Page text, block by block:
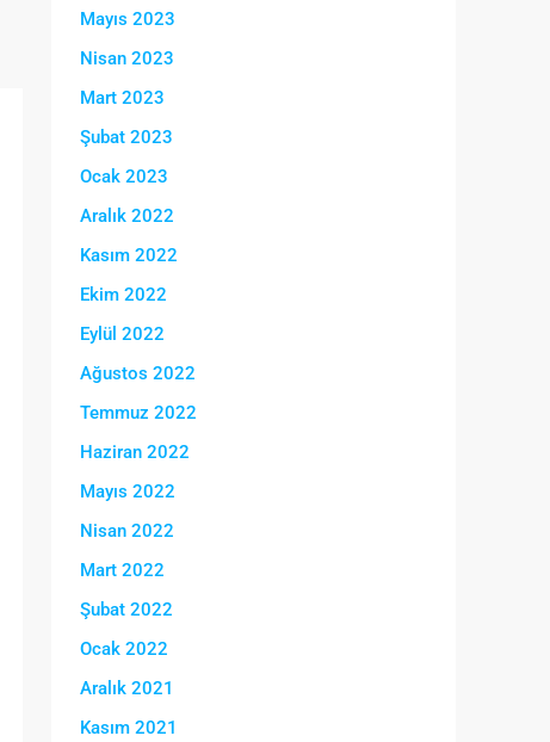
Mayıs 2023
Nisan 2023
Mart 2023
Şubat 2023
Ocak 2023
Aralık 2022
Kasım 2022
Ekim 2022
Eylül 2022
Ağustos 2022
Temmuz 2022
Haziran 2022
Mayıs 2022
Nisan 2022
Mart 2022
Şubat 2022
Ocak 2022
Aralık 2021
Kasım 2021